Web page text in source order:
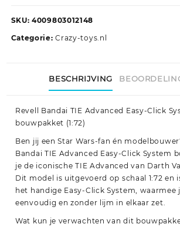
SKU: 4009803012148
Categorie:Crazy-toys.nl
BESCHRIJVING
Revell Bandai TIE Advanced Easy-Click
bouwpakket (1:72)
Ben jij een Star Wars-fan én
Bandai TIE Advanced Easy-Click System
je de iconische TIE Advanced van Darth
Dit model is uitgevoerd op schaal 1:72 en
het handige Easy-Click System, waarmee
eenvoudig en zonder lijm in elkaar zet.
Wat kun je verwachten van dit